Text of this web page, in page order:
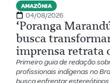
AMAZÔNIA
04/08/2026
‘Poranga
busca
imprensa retrata
Primeiro guia de redação
profissionais indígenas no